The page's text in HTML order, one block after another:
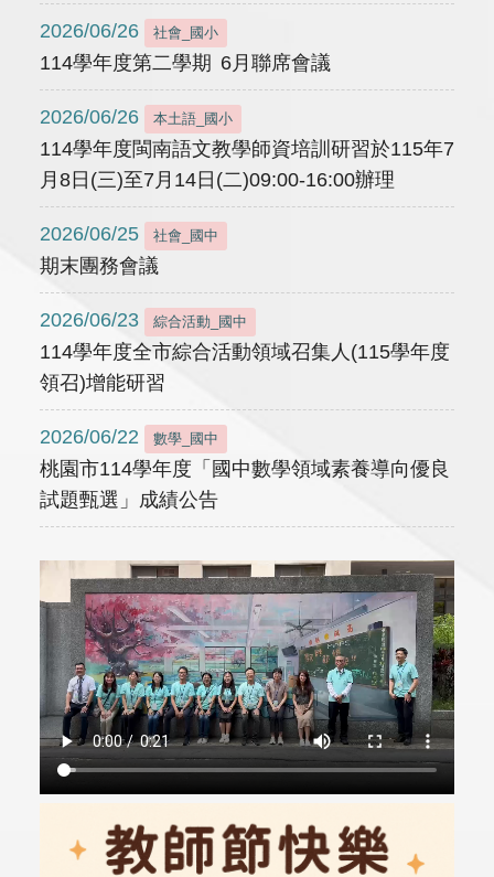
2026/06/26 社會_國小
114學年度第二學期 6月聯席會議
2026/06/26 本土語_國小
114學年度閩南語文教學師資培訓研習於115年7
月8日(三)至7月14日(二)09:00-16:00辦理
2026/06/25 社會_國中
期末團務會議
2026/06/23 綜合活動_國中
114學年度全市綜合活動領域召集人(115學年度
領召)增能研習
2026/06/22 數學_國中
桃園市114學年度「國中數學領域素養導向優良
試題甄選」成績公告